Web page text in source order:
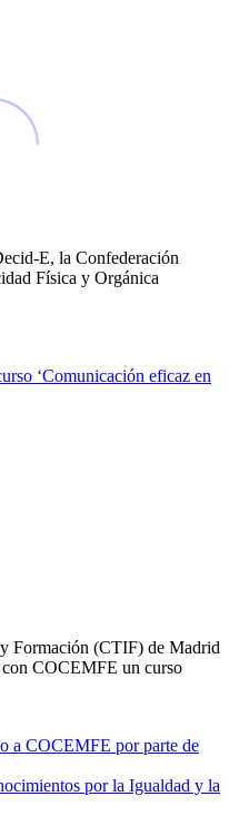
E, la Confederación
Física y Orgánica
‘Comunicación eficaz en
Formación (CTIF) de Madrid
COCEMFE un curso
por la Igualdad y la